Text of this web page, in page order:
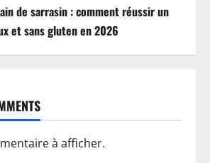
de sarrasin : comment réussir un
et sans gluten en 2026
à afficher.